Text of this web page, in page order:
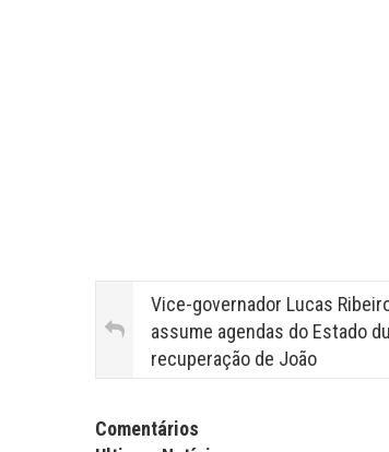
Vice-governador Lucas
assume agendas do Estado
recuperação de João
Facebook Comments
Comentários